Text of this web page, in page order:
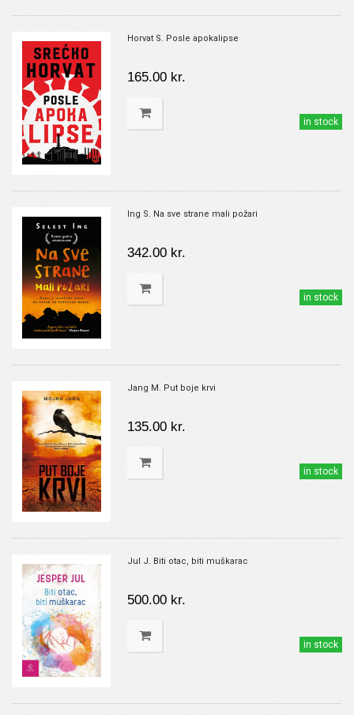
Horvat S. Posle apokalipse
165.00 kr.
in stock
Ing S. Na sve strane mali požari
342.00 kr.
in stock
Jang M. Put boje krvi
135.00 kr.
in stock
Jul J. Biti otac, biti muškarac
500.00 kr.
in stock